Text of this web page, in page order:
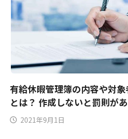
有給休暇管理簿の内容や対
とは？ 作成しないと罰則が
2021年9月1日